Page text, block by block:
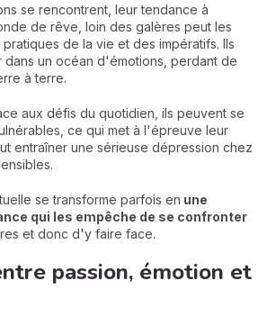
se rencontrent, leur tendance à
de rêve, loin des galères peut les
de la vie et des impératifs. Ils
un océan d'émotions, perdant de
à terre.
aux défis du quotidien, ils peuvent se
ce qui met à l'épreuve leur
entraîner une sérieuse dépression chez
se transforme parfois en une
qui les empêche de se confronter
et donc d'y faire face.
passion, émotion et